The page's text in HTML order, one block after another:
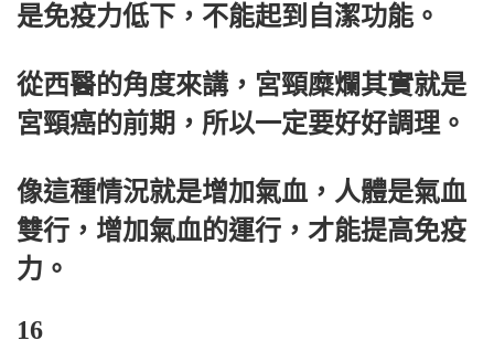
是免疫力低下，不能起到自潔功能。
從西醫的角度來講，宮頸糜爛其實就是
宮頸癌的前期，所以一定要好好調理。
像這種情況就是增加氣血，人體是氣血
雙行，增加氣血的運行，才能提高免疫
力。
16